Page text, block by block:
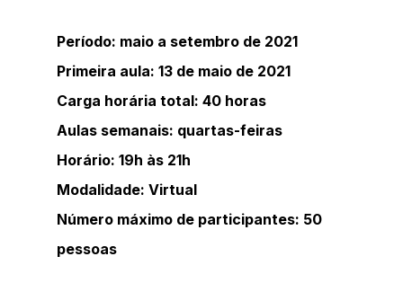
Período: maio a setembro de 2021
Primeira aula: 13 de maio de 2021
Carga horária total: 40 horas
Aulas semanais: quartas-feiras
Horário: 19h às 21h
Modalidade: Virtual
Número máximo de participantes: 50
pessoas